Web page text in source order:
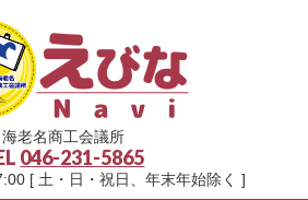
海老名商工会議所
046-231-5865
[ 土・日・祝日、年末年始除く ]